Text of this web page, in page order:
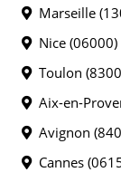
Marseille
Nice (06000)
Toulon
Aix-en-
Avignon
Cannes